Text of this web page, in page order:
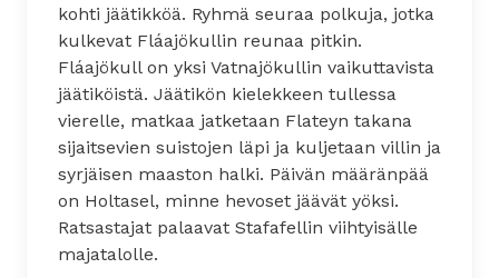
kohti jäätikköä. Ryhmä seuraa polkuja, jotka
kulkevat Fláajökullin reunaa pitkin.
Fláajökull on yksi Vatnajökullin vaikuttavista
jäätiköistä. Jäätikön kielekkeen tullessa
vierelle, matkaa jatketaan Flateyn takana
sijaitsevien suistojen läpi ja kuljetaan villin ja
syrjäisen maaston halki. Päivän määränpää
on Holtasel, minne hevoset jäävät yöksi.
Ratsastajat palaavat Stafafellin viihtyisälle
majatalolle.